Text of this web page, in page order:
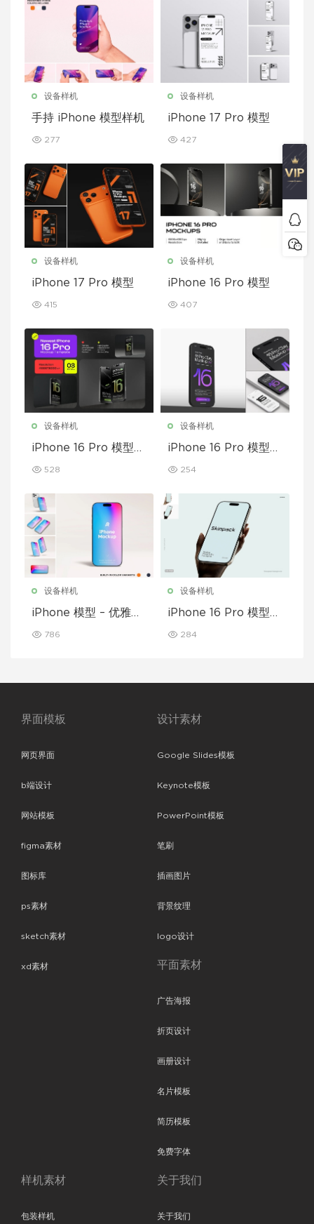
设备样机
手持 iPhone 模型样机
277
设备样机
iPhone 17 Pro 模型
427
设备样机
iPhone 17 Pro 模型
415
设备样机
iPhone 16 Pro 模型
407
设备样机
iPhone 16 Pro 模型套
528
设备样机
iPhone 16 Pro 模型套
254
设备样机
iPhone 模型 – 优雅奢
786
设备样机
iPhone 16 Pro 模型样
284
界面模板
网页界面
b端设计
网站模板
figma素材
图标库
ps素材
sketch素材
xd素材
设计素材
Google Slides模板
Keynote模板
PowerPoint模板
笔刷
插画图片
背景纹理
logo设计
平面素材
广告海报
折页设计
画册设计
名片模板
简历模板
免费字体
样机素材
包装样机
关于我们
关于我们